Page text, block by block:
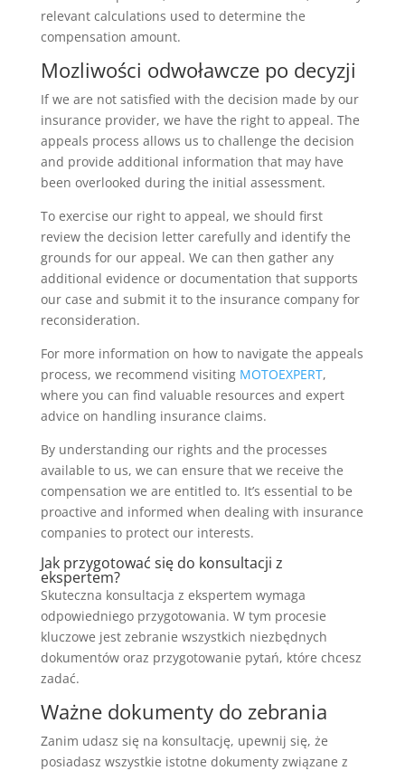
relevant calculations used to determine the
compensation amount.
Mozliwości odwoławcze po decyzji
If we are not satisfied with the decision made by our
insurance provider, we have the right to appeal. The
appeals process allows us to challenge the decision
and provide additional information that may have
been overlooked during the initial assessment.
To exercise our right to appeal, we should first
review the decision letter carefully and identify the
grounds for our appeal. We can then gather any
additional evidence or documentation that supports
our case and submit it to the insurance company for
reconsideration.
For more information on how to navigate the appeals
process, we recommend visiting MOTOEXPERT,
where you can find valuable resources and expert
advice on handling insurance claims.
By understanding our rights and the processes
available to us, we can ensure that we receive the
compensation we are entitled to. It’s essential to be
proactive and informed when dealing with insurance
companies to protect our interests.
Jak przygotować się do konsultacji z
ekspertem?
Skuteczna konsultacja z ekspertem wymaga
odpowiedniego przygotowania. W tym procesie
kluczowe jest zebranie wszystkich niezbędnych
dokumentów oraz przygotowanie pytań, które chcesz
zadać.
Ważne dokumenty do zebrania
Zanim udasz się na konsultację, upewnij się, że
posiadasz wszystkie istotne dokumenty związane z